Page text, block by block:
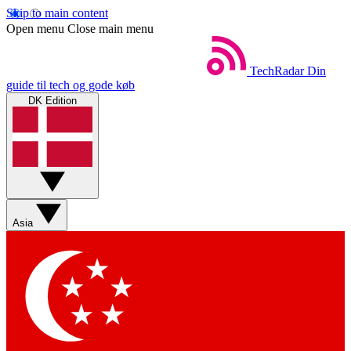
Skip to main content
Open menu Close main menu
TechRadar Din
guide til tech og gode køb
DK Edition
Asia